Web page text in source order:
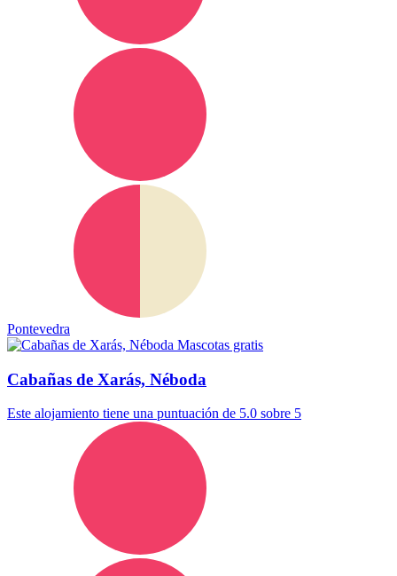
Pontevedra
Mascotas gratis
Cabañas de Xarás, Néboda
Este alojamiento tiene una puntuación de 5.0 sobre 5